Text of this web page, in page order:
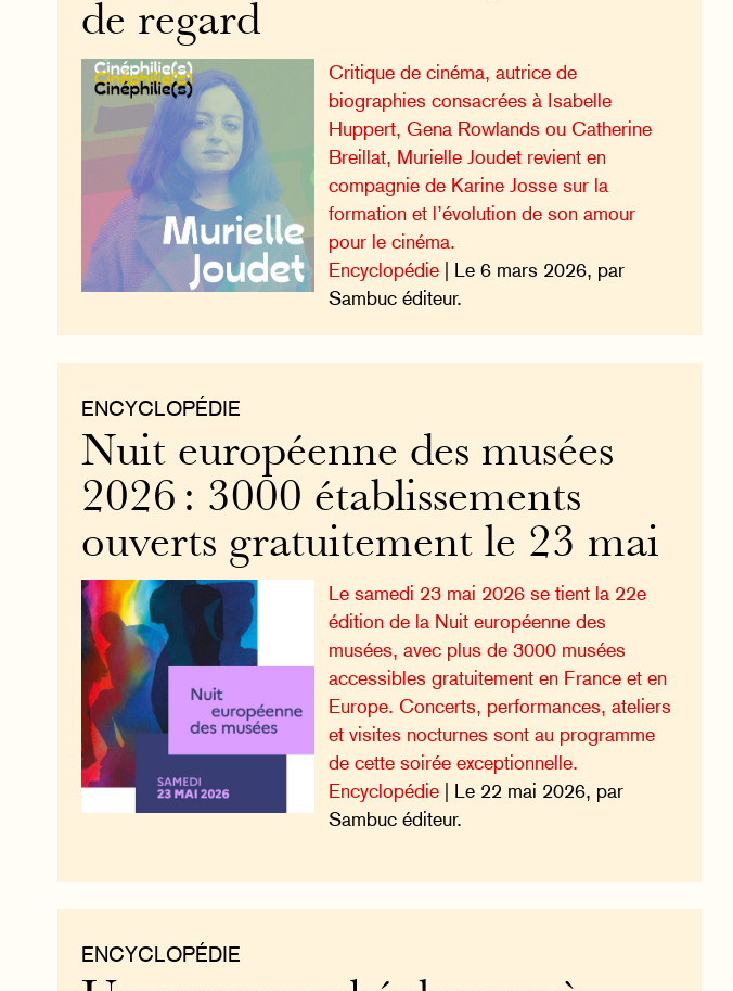
de regard
Critique de cinéma, autrice de
biographies consacrées à Isabelle
Huppert, Gena Rowlands ou Catherine
Breillat, Murielle Joudet revient en
compagnie de Karine Josse sur la
formation et l’évolution de son amour
pour le cinéma.
Encyclopédie | Le 6 mars 2026, par
Sambuc éditeur.
ENCYCLOPÉDIE
Nuit européenne des musées
2026 : 3000 établissements
ouverts gratuitement le 23 mai
Le samedi 23 mai 2026 se tient la 22e
édition de la Nuit européenne des
musées, avec plus de 3000 musées
accessibles gratuitement en France et en
Europe. Concerts, performances, ateliers
et visites nocturnes sont au programme
de cette soirée exceptionnelle.
Encyclopédie | Le 22 mai 2026, par
Sambuc éditeur.
ENCYCLOPÉDIE